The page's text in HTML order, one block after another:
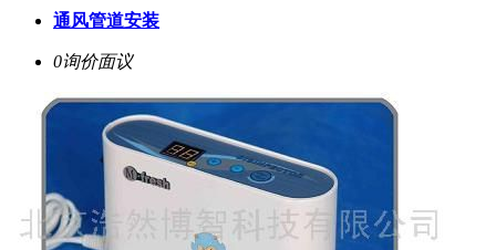
通风管道安装
0询价面议